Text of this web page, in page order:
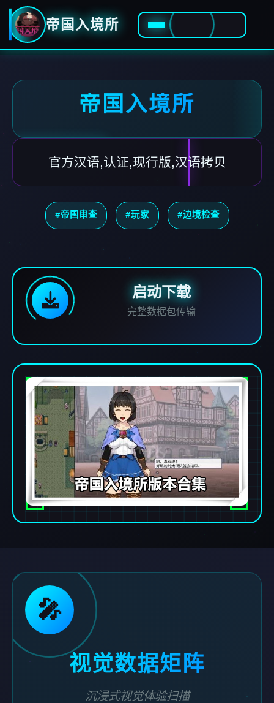
帝国入境所
帝国入境所
官方汉语,认证,现行版,汉语拷贝
#帝国审查 #玩家 #边境检查
启动下载
完整数据包传输
🎤
视觉数据矩阵
沉浸式视觉体验扫描